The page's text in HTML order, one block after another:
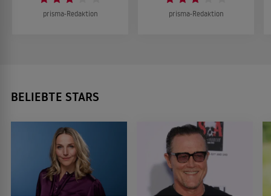
prisma-Redaktion prisma-Redaktion
BELIEBTE STARS